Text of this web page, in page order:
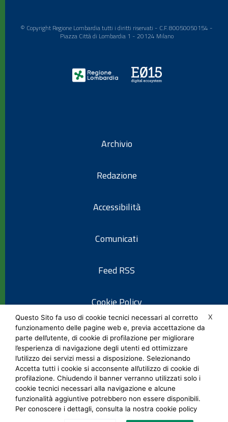
© Copyright Regione Lombardia tutti i diritti riservati - C.F. 80050050154 -
Piazza Città di Lombardia 1 - 20124 Milano
Archivio
Redazione
Accessibilità
Comunicati
Feed RSS
Cookie Policy
Informativa privacy
Note legali
Social Media Policy
X
Questo Sito fa uso di cookie tecnici necessari al corretto
funzionamento delle pagine web e, previa accettazione da
parte dell’utente, di cookie di profilazione per migliorare
l’esperienza di navigazione degli utenti ed ottimizzare
l’utilizzo dei servizi messi a disposizione. Selezionando
Accetta tutti i cookie si acconsente all’utilizzo di cookie di
profilazione. Chiudendo il banner verranno utilizzati solo i
cookie tecnici necessari alla navigazione e alcune
funzionalità aggiuntive potrebbero non essere disponibili.
Per conoscere i dettagli, consulta la nostra cookie policy